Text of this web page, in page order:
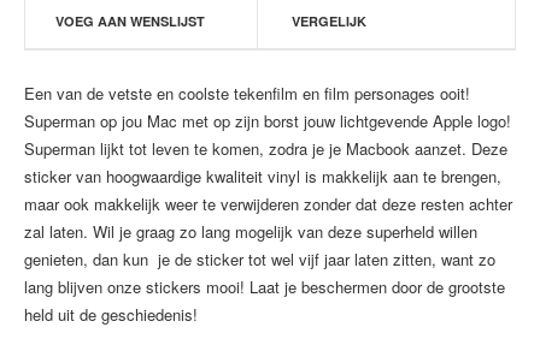
VOEG AAN WENSLIJST VERGELIJK
Een van de vetste en coolste tekenfilm en film personages ooit!
Superman op jou Mac met op zijn borst jouw lichtgevende Apple logo!
Superman lijkt tot leven te komen, zodra je je Macbook aanzet. Deze
sticker van hoogwaardige kwaliteit vinyl is makkelijk aan te brengen,
maar ook makkelijk weer te verwijderen zonder dat deze resten achter
zal laten. Wil je graag zo lang mogelijk van deze superheld willen
genieten, dan kun je de sticker tot wel vijf jaar laten zitten, want zo
lang blijven onze stickers mooi! Laat je beschermen door de grootste
held uit de geschiedenis!